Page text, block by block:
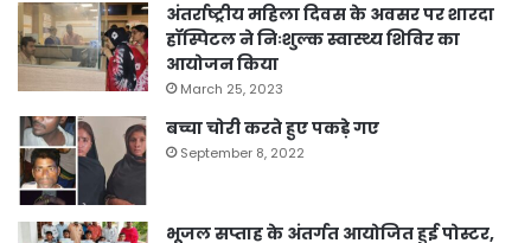
अंतर्राष्ट्रीय महिला दिवस के अवसर पर शारदा
हॉस्पिटल ने निःशुल्क स्वास्थ्य शिविर का
आयोजन किया
March 25, 2023
बच्चा चोरी करते हुए पकड़े गए
September 8, 2022
भूजल सप्ताह के अंतर्गत आयोजित हुई पोस्टर,